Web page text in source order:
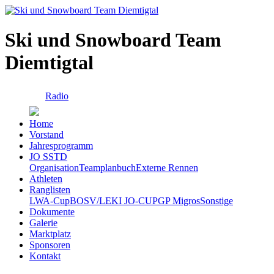
Ski und Snowboard Team
Diemtigtal
Radio
Home
Vorstand
Jahresprogramm
JO SSTD
OrganisationTeamplanbuchExterne Rennen
Athleten
Ranglisten
LWA-CupBOSV/LEKI JO-CUPGP MigrosSonstige
Dokumente
Galerie
Marktplatz
Sponsoren
Kontakt